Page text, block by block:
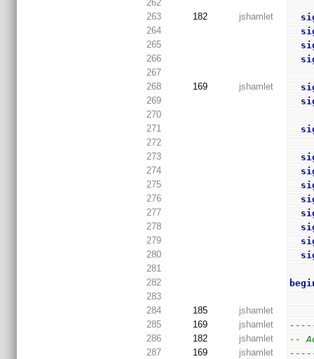
262
263
182 jshamlet
264
265
266
267
268
169 jshamlet
269
270
271
272
273
274
275
276
277
278
279
280
281
282
283
284
185
jshamlet
285
169 jshamlet
286
182 jshamlet
--
287
169 jshamlet